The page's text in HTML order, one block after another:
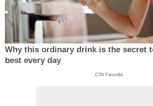
Why this ordinary drink is the secret
best every day
CTA Favorite